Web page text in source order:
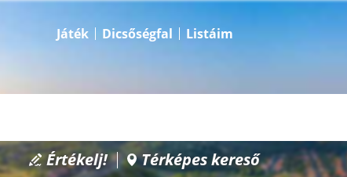
Játék Dicsőségfal Listáim
Értékelj! Térképes kereső